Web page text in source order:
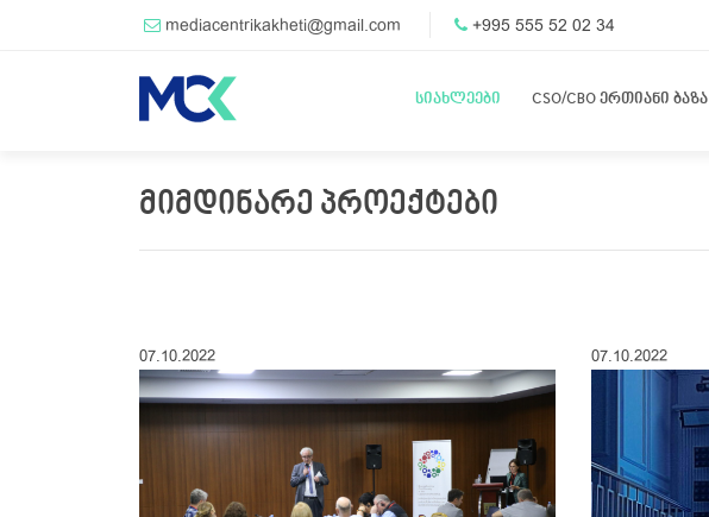
mediacentrikakheti@gmail.com +995 555 52 02 34
სიახლეები CSO/CBO ერთიანი ბაზა
მიმდინარე პროექტები
07.10.2022 07.10.2022